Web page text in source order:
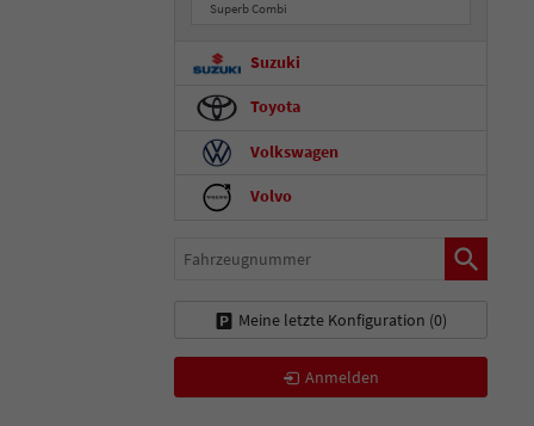
Superb Combi
Suzuki
Toyota
Volkswagen
Volvo
Fahrzeugnummer
Meine letzte Konfiguration (0)
Anmelden